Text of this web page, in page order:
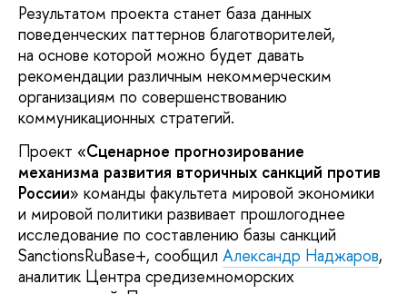
Результатом проекта станет база данных
поведенческих паттернов благотворителей,
на основе которой можно будет давать
рекомендации различным некоммерческим
организациям по совершенствованию
коммуникационных стратегий.
Проект «Сценарное прогнозирование
механизма развития вторичных санкций против
России» команды факультета мировой экономики
и мировой политики развивает прошлогоднее
исследование по составлению базы санкций
SanctionsRuBase+, сообщил Александр Наджаров,
аналитик Центра средиземноморских